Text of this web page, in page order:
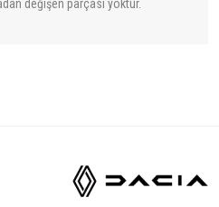
değişen parçası yoktur.